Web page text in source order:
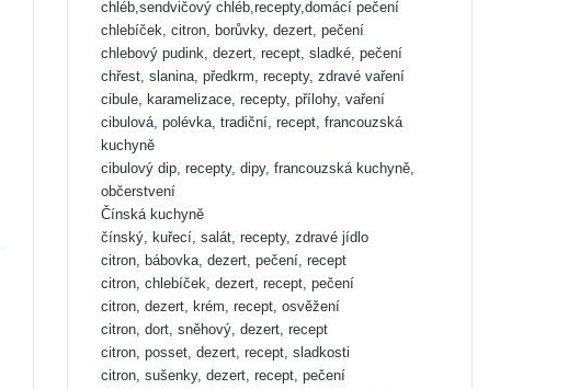
chléb,sendvičový chléb,recepty,domácí pečení
chlebíček, citron, borůvky, dezert, pečení
chlebový pudink, dezert, recept, sladké, pečení
chřest, slanina, předkrm, recepty, zdravé vaření
cibule, karamelizace, recepty, přílohy, vaření
cibulová, polévka, tradiční, recept, francouzská
kuchyně
cibulový dip, recepty, dipy, francouzská kuchyně,
občerstvení
Čínská kuchyně
čínský, kuřecí, salát, recepty, zdravé jídlo
citron, bábovka, dezert, pečení, recept
citron, chlebíček, dezert, recept, pečení
citron, dezert, krém, recept, osvěžení
citron, dort, sněhový, dezert, recept
citron, posset, dezert, recept, sladkosti
citron, sušenky, dezert, recept, pečení